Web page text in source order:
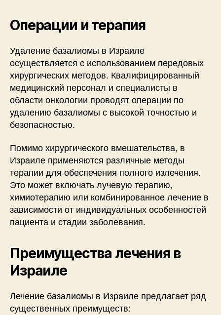
Операции и терапия
Удаление базалиомы в Израиле
осуществляется с использованием передовых
хирургических методов. Квалифицированный
медицинский персонал и специалисты в
области онкологии проводят операции по
удалению базалиомы с высокой точностью и
безопасностью.
Помимо хирургического вмешательства, в
Израиле применяются различные методы
терапии для обеспечения полного излечения.
Это может включать лучевую терапию,
химиотерапию или комбинированное лечение в
зависимости от индивидуальных особенностей
пациента и стадии заболевания.
Преимущества лечения в
Израиле
Лечение базалиомы в Израиле предлагает ряд
существенных преимуществ: